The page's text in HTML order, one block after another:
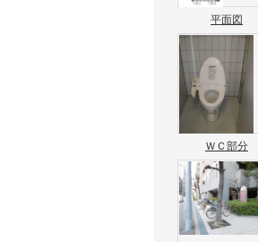
平面図
ＷＣ部分